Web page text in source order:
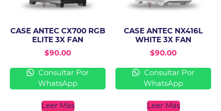
CASE ANTEC CX700 RGB
ELITE 3X FAN
$90.00
Consultar Por
WhatsApp
Leer Más
CASE ANTEC NX416L
WHITE 3X FAN
$90.00
Consultar Por
WhatsApp
Leer Más